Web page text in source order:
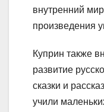
внутренний
произведения
Куприн также
развитие
сказки и
учили